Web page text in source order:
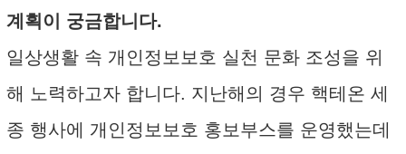
계획이 궁금합니다.
일상생활 속 개인정보보호 실천 문화 조성을 위
해 노력하고자 합니다. 지난해의 경우 핵테온 세
종 행사에 개인정보보호 홍보부스를 운영했는데